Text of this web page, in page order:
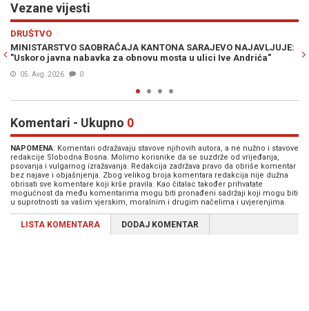
Vezane vijesti
POLITIKA
SDP OTKRIO SVE KARTE ZA OKTOBAR: Predate liste sa blizu 500
kandidata, Šteta poslao jasnu poruku...
06. Jul. 2026
Previous
Komentari - Ukupno 0
NAPOMENA: Komentari odražavaju stavove njihovih autora, a ne nužno i stavove
redakcije Slobodna Bosna. Molimo korisnike da se suzdrže od vrijeđanja,
psovanja i vulgarnog izražavanja. Redakcija zadržava pravo da obriše komentar
bez najave i objašnjenja. Zbog velikog broja komentara redakcija nije dužna
obrisati sve komentare koji krše pravila. Kao čitalac također prihvatate
mogućnost da među komentarima mogu biti pronađeni sadržaji koji mogu biti
u suprotnosti sa vašim vjerskim, moralnim i drugim načelima i uvjerenjima.
LISTA KOMENTARA DODAJ KOMENTAR